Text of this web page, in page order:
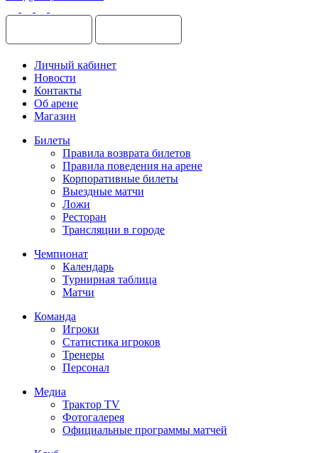
Личный кабинет
Новости
Контакты
Об арене
Магазин
Билеты
Правила возврата билетов
Правила поведения на арене
Корпоративные билеты
Выездные матчи
Ложи
Ресторан
Трансляции в городе
Чемпионат
Календарь
Турнирная таблица
Матчи
Команда
Игроки
Статистика игроков
Тренеры
Персонал
Медиа
Трактор TV
Фотогалерея
Официальные программы матчей